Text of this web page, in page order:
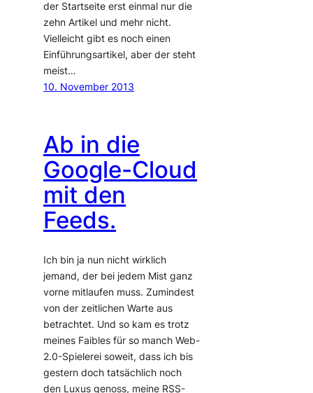
der Startseite erst einmal nur die
zehn Artikel und mehr nicht.
Vielleicht gibt es noch einen
Einführungsartikel, aber der steht
meist…
10. November 2013
Ab in die
Google-Cloud
mit den
Feeds.
Ich bin ja nun nicht wirklich
jemand, der bei jedem Mist ganz
vorne mitlaufen muss. Zumindest
von der zeitlichen Warte aus
betrachtet. Und so kam es trotz
meines Faibles für so manch Web-
2.0-Spielerei soweit, dass ich bis
gestern doch tatsächlich noch
den Luxus genoss, meine RSS-